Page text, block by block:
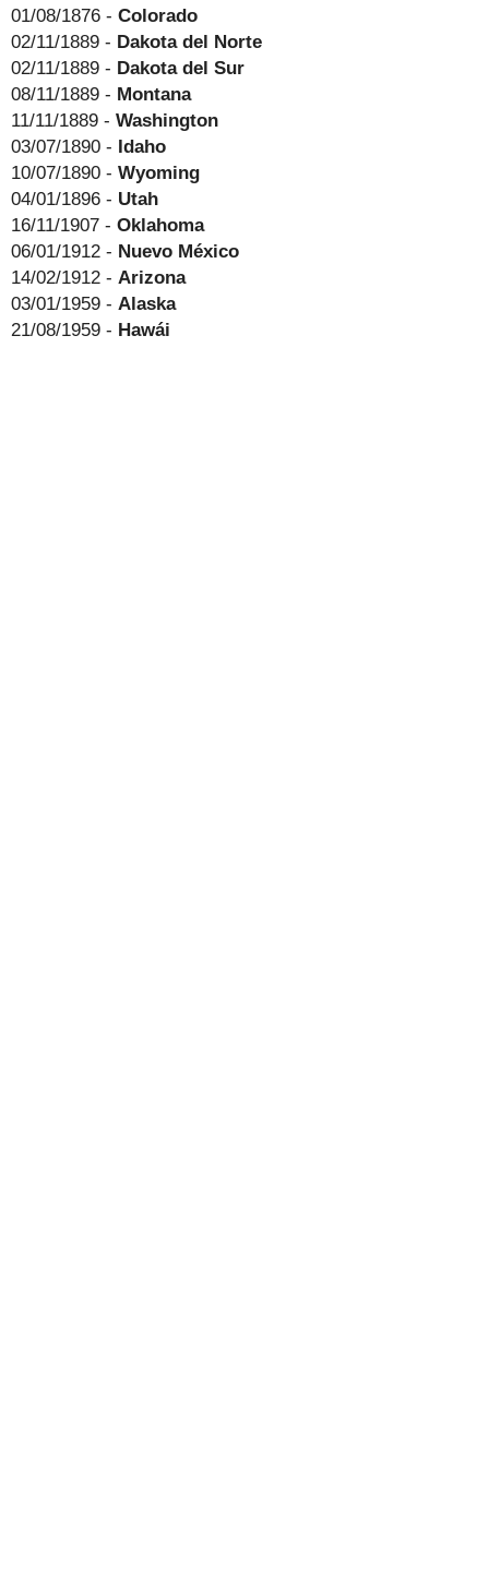
01/08/1876 - Colorado
02/11/1889 - Dakota del Norte
02/11/1889 - Dakota del Sur
08/11/1889 - Montana
11/11/1889 - Washington
03/07/1890 - Idaho
10/07/1890 - Wyoming
04/01/1896 - Utah
16/11/1907 - Oklahoma
06/01/1912 - Nuevo México
14/02/1912 - Arizona
03/01/1959 - Alaska
21/08/1959 - Hawái